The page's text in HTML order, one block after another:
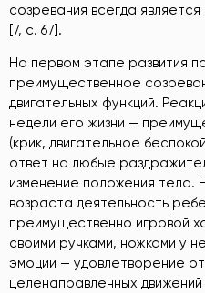
созревания всегда
[7, с. 67].
На первом этапе развития
преимущественное
двигательных функций.
недели его жизни —
(крик, двигательное
ответ на любые
изменение положения тела.
возраста деятельность
преимущественно игровой
своими ручками, ножками у
эмоции — удовлетворение
целенаправленных движений